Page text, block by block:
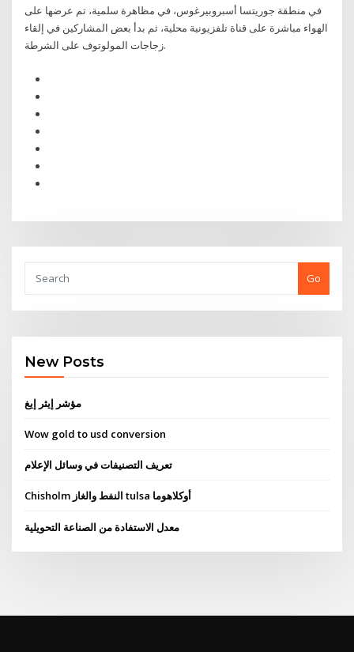
في منطقة جوريتسا أسبروبيرغوس، في مظاهرة سلمية، تم عرضها على
الهواء مباشرة على قناة تلفزيونية محلية، ثم بدأ بعض المشاركين في إلقاء
زجاجات المولوتوف على الشرطة.
Go
New Posts
مؤشر إيثر إيغ
Wow gold to usd conversion
تعريف التصنيفات في وسائل الإعلام
Chisholm النفط والغاز tulsa أوكلاهوما
معدل الاستفادة من الصناعة التحويلية